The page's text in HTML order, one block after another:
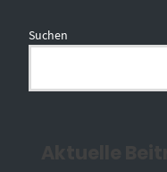
Suchen